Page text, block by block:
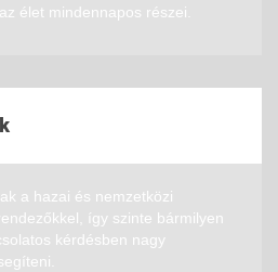
élet mindennapos részei.
a hazai és nemzetközi
így szinte bármilyen
kérdésben nagy